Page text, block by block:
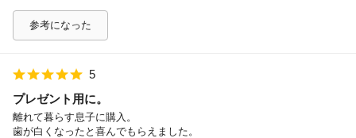
参考になった
5
プレゼント用に。
離れて暮らす息子に購入。
歯が白くなったと喜んでもらえました。